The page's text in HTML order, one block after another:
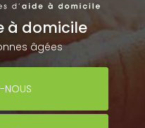
à domicile
âgées
NOUS